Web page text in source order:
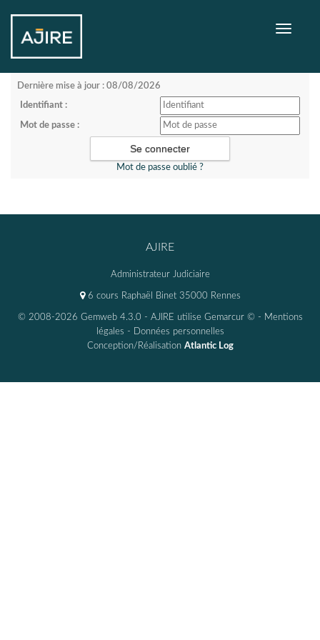
Toggle
Dernière mise à jour : 08/08/2026
Identifiant :
Mot de passe :
Mot de passe oublié ?
AJIRE
Administrateur Judiciaire
6 cours Raphaël Binet 35000 Rennes
© 2008-2026 Gemweb 4.3.0 - AJIRE utilise Gemarcur © - Mentions
légales - Données personnelles
Conception/Réalisation Atlantic Log